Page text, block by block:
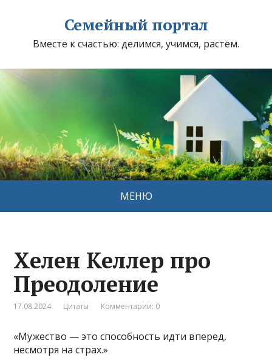
Семейный портал
Вместе к счастью: делимся, учимся, растем.
МЕНЮ
Хелен Келлер про
Преодоление
17.08.2024 Цитаты Комментарии: 0
«Мужество — это способность идти вперед,
несмотря на страх.»